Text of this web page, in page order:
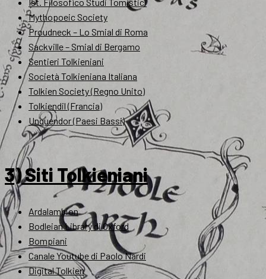
Mythopoeic Society
Proudneck – Lo Smial di Roma
Sackville – Smial di Bergamo
Sentieri Tolkieniani
Società Tolkieniana Italiana
Tolkien Society (Regno Unito)
Tolkiendil (Francia)
Unquendor (Paesi Bassi)
3) Siti Tolkieniani
Ardalambion
Bodleian Library di Oxford
Bompiani
Canale Youtube di Paolo Nardi
Digital Tolkien